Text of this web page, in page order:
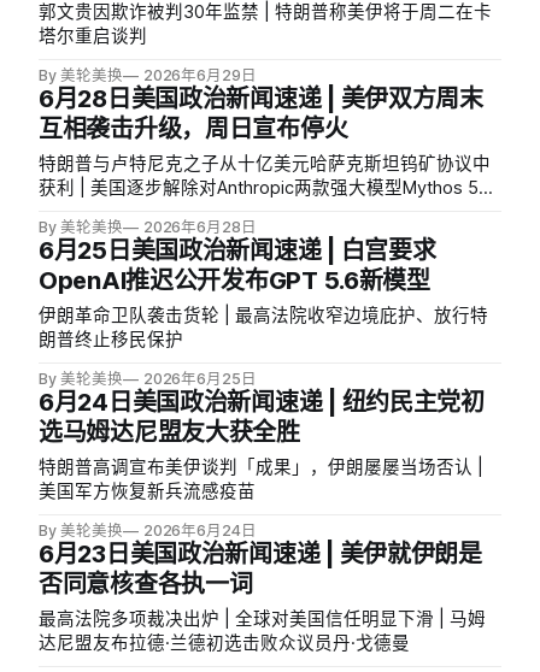
郭文贵因欺诈被判30年监禁 | 特朗普称美伊将于周二在卡
塔尔重启谈判
By 美轮美换 2026年6月29日
6月28日美国政治新闻速递 | 美伊双方周末
互相袭击升级，周日宣布停火
特朗普与卢特尼克之子从十亿美元哈萨克斯坦钨矿协议中
获利 | 美国逐步解除对Anthropic两款强大模型Mythos 5与
By 美轮美换 2026年6月28日
6月25日美国政治新闻速递 | 白宫要求
OpenAI推迟公开发布GPT 5.6新模型
伊朗革命卫队袭击货轮 | 最高法院收窄边境庇护、放行特
朗普终止移民保护
By 美轮美换 2026年6月25日
6月24日美国政治新闻速递 | 纽约民主党初
选马姆达尼盟友大获全胜
特朗普高调宣布美伊谈判「成果」，伊朗屡屡当场否认 |
美国军方恢复新兵流感疫苗
By 美轮美换 2026年6月24日
6月23日美国政治新闻速递 | 美伊就伊朗是
否同意核查各执一词
最高法院多项裁决出炉 | 全球对美国信任明显下滑 | 马姆
达尼盟友布拉德·兰德初选击败众议员丹·戈德曼